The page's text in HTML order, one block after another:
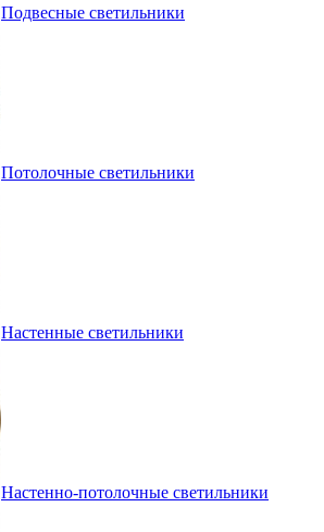
Подвесные светильники
Потолочные светильники
Настенные светильники
Настенно-потолочные светильники